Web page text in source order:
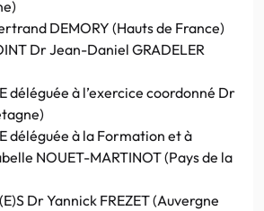
DEMORY (Hauts de France)
Dr Jean-Daniel GRADELER
déléguée à l’exercice coordonné Dr
déléguée à la Formation et à
NOUET-MARTINOT (Pays de la
Dr Yannick FREZET (Auvergne